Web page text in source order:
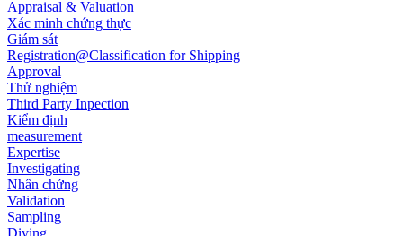
Appraisal & Valuation
Xác minh chứng thực
Giám sát
Registration@Classification for Shipping
Approval
Thử nghiệm
Third Party Inpection
Kiểm định
measurement
Expertise
Investigating
Nhân chứng
Validation
Sampling
Diving